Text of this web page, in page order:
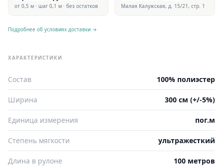
от 0,5 м · шаг 0,1 м · без остатков Малая Калужская, д. 15/21, стр. 1
Подробнее об условиях доставки →
ХАРАКТЕРИСТИКИ
Состав 100% полиэстер
Ширина 300 см (+/-5%)
Единица измерения пог.м
Степень мягкости ультражесткий
Длина в рулоне 100 метров